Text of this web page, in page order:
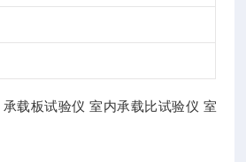
承载板试验仪 室内承载比试验仪 室